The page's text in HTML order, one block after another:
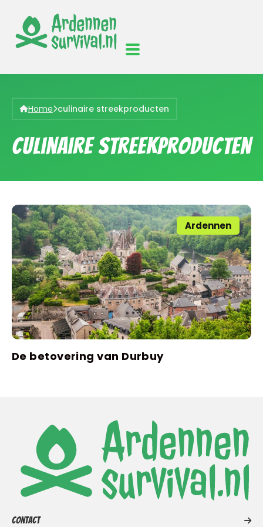
Home culinaire streekproducten
culinaire streekproducten
Ardennen
De betovering van Durbuy
Contact